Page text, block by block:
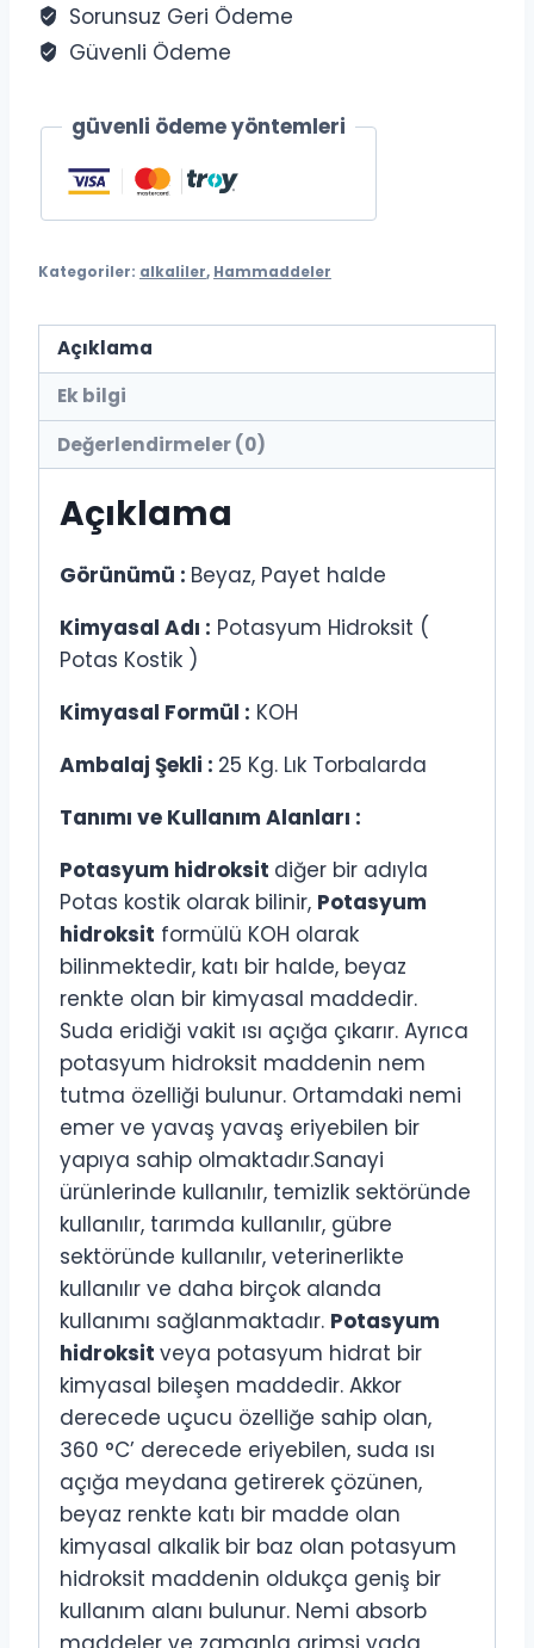
Sorunsuz Geri Ödeme
Güvenli Ödeme
güvenli ödeme yöntemleri
Kategoriler: alkaliler, Hammaddeler
Açıklama
Ek bilgi
Değerlendirmeler (0)
Açıklama
Görünümü : Beyaz, Payet halde
Kimyasal Adı : Potasyum Hidroksit (
Potas Kostik )
Kimyasal Formül : KOH
Ambalaj Şekli : 25 Kg. Lık Torbalarda
Tanımı ve Kullanım Alanları :
Potasyum hidroksit diğer bir adıyla
Potas kostik olarak bilinir, Potasyum
hidroksit formülü KOH olarak
bilinmektedir, katı bir halde, beyaz
renkte olan bir kimyasal maddedir.
Suda eridiği vakit ısı açığa çıkarır. Ayrıca
potasyum hidroksit maddenin nem
tutma özelliği bulunur. Ortamdaki nemi
emer ve yavaş yavaş eriyebilen bir
yapıya sahip olmaktadır.Sanayi
ürünlerinde kullanılır, temizlik sektöründe
kullanılır, tarımda kullanılır, gübre
sektöründe kullanılır, veterinerlikte
kullanılır ve daha birçok alanda
kullanımı sağlanmaktadır. Potasyum
hidroksit veya potasyum hidrat bir
kimyasal bileşen maddedir. Akkor
derecede uçucu özelliğe sahip olan,
360 °C’ derecede eriyebilen, suda ısı
açığa meydana getirerek çözünen,
beyaz renkte katı bir madde olan
kimyasal alkalik bir baz olan potasyum
hidroksit maddenin oldukça geniş bir
kullanım alanı bulunur. Nemi absorb